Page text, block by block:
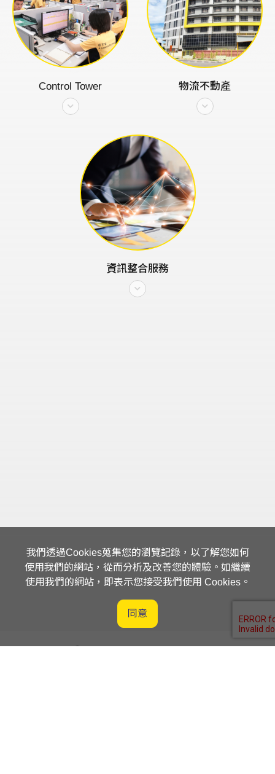
Control Tower 物流不動產
資訊整合服務
我們透過Cookies蒐集您的瀏覽記錄，以了解您如何
使用我們的網站，從而分析及改善您的體驗。如繼續
使用我們的網站，即表示您接受我們使用 Cookies。
同意